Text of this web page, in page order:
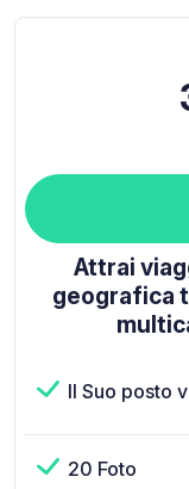
Attrai
geografica
Il Suo posto
20 Foto